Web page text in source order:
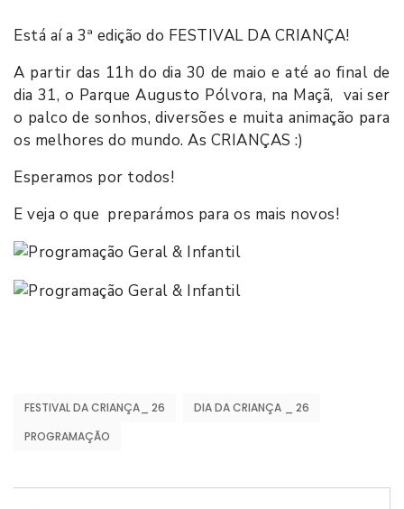
Está aí a 3ª edição do FESTIVAL DA CRIANÇA!
A partir das 11h do dia 30 de maio e até ao final de
dia 31, o Parque Augusto Pólvora, na Maçã, vai ser
o palco de sonhos, diversões e muita animação para
os melhores do mundo. As CRIANÇAS :)
Esperamos por todos!
E veja o que preparámos para os mais novos!
FESTIVAL DA CRIANÇA_ 26
DIA DA CRIANÇA _ 26
PROGRAMAÇÃO